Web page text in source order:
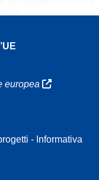
europea
- Informativa